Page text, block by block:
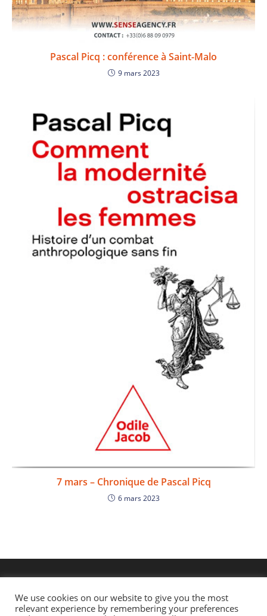
Pascal Picq : conférence à Saint-Malo
9 mars 2023
7 mars – Chronique de Pascal Picq
6 mars 2023
We use cookies on our website to give you the most
relevant experience by remembering your preferences